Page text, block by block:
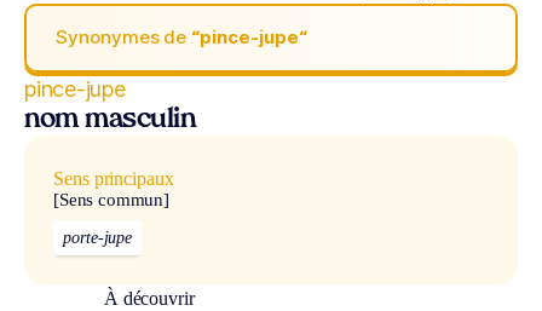
Synonymes de “pince-jupe“
pince-jupe
nom masculin
Sens principaux
[Sens commun]
porte-jupe
À découvrir